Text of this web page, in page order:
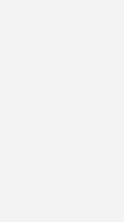
und erreicht
der
hinaus
Reduktion der
auf,
benötigt. Die
schalten sich
zu. Auch eine